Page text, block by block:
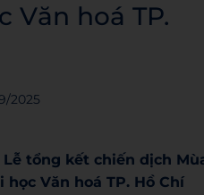
Văn hoá TP.
2025
Lễ tổng kết chiến dịch
Văn hoá TP. Hồ Chí